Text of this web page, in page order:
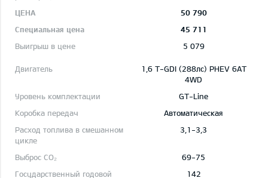
50 790
45 711
5 079
1,6 T-GDI (288лс) PHEV 6AT
4WD
GT-Line
Автоматическая
3,1-3,3
69-75
142